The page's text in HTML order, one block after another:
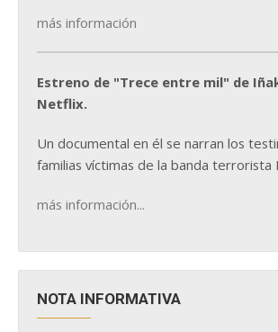
más información
Estreno de "Trece entre mil" de
Netflix.
Un documental en él se narran los
familias víctimas de la banda terrorista
más información...
NOTA INFORMATIVA